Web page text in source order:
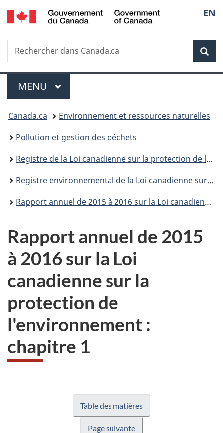
Passer
au
principal
Passer
à
Au
du
Passer
à
version
simplifiée
de
la
EN
Recherche
Rechercher
dans
Menu
MENU PRINCIPAL
Vous
êtes
ici :
Canada.ca
Environnement et ressources naturelles
Pollution et gestion des déchets
Registre de la Loi canadienne sur la protection de l’environnement
Registre environnemental de la Loi canadienne sur la protection de l’environnement : publications
Rapport annuel de 2015 à 2016 sur la Loi canadienne sur la protection de l'environnement
Rapport annuel de 2015
à 2016 sur la Loi
canadienne sur la
protection de
l'environnement :
chapitre 1
Table des matières
Page suivante